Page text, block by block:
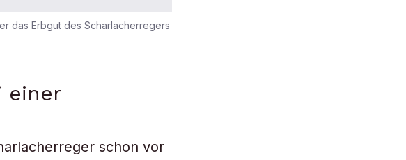
das Erbgut des Scharlacherregers
einer
schon vor